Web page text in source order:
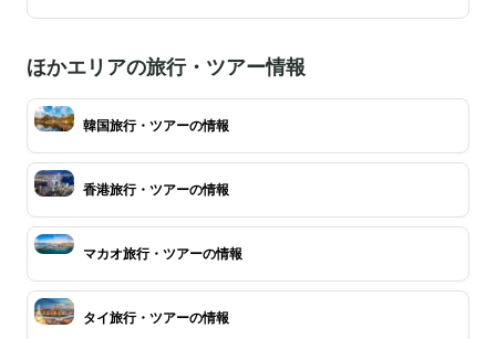
ほかエリアの旅行・ツアー情報
韓国旅行・ツアーの情報
香港旅行・ツアーの情報
マカオ旅行・ツアーの情報
タイ旅行・ツアーの情報